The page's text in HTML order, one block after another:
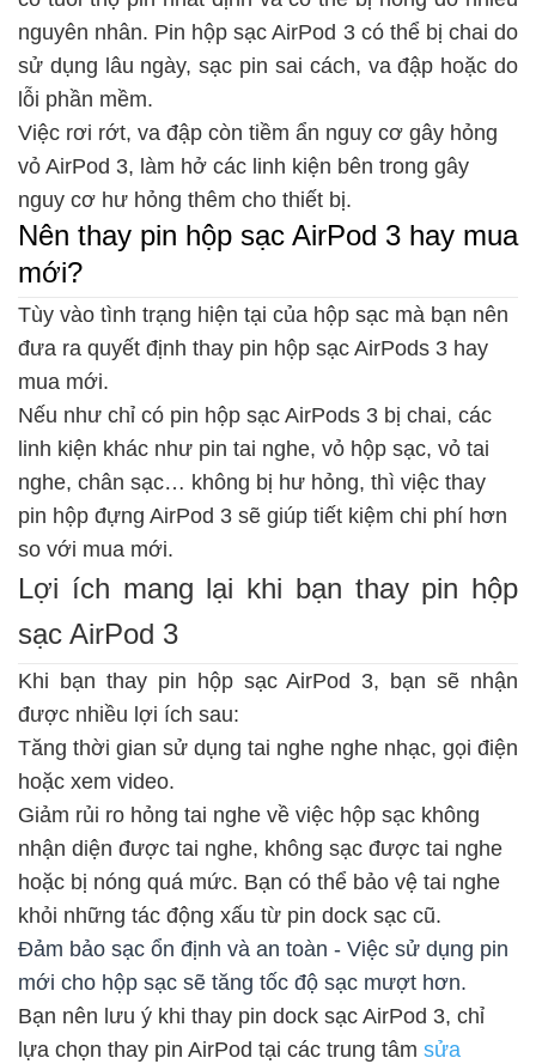
nguyên nhân. Pin hộp sạc AirPod 3 có thể bị chai do
sử dụng lâu ngày, sạc pin sai cách, va đập hoặc do
lỗi phần mềm.
Việc rơi rớt, va đập còn tiềm ẩn nguy cơ gây hỏng
vỏ AirPod 3, làm hở các linh kiện bên trong gây
nguy cơ hư hỏng thêm cho thiết bị.
Nên thay pin hộp sạc AirPod 3 hay mua
mới?
Tùy vào tình trạng hiện tại của hộp sạc mà bạn nên
đưa ra quyết định thay pin hộp sạc AirPods 3 hay
mua mới.
Nếu như chỉ có pin hộp sạc AirPods 3 bị chai, các
linh kiện khác như pin tai nghe, vỏ hộp sạc, vỏ tai
nghe, chân sạc… không bị hư hỏng, thì việc thay
pin hộp đựng AirPod 3 sẽ giúp tiết kiệm chi phí hơn
so với mua mới.
Lợi ích mang lại khi bạn thay pin hộp
sạc AirPod 3
Khi bạn thay pin hộp sạc AirPod 3, bạn sẽ nhận
được nhiều lợi ích sau:
Tăng thời gian sử dụng tai nghe nghe nhạc, gọi điện
hoặc xem video.
Giảm rủi ro hỏng tai nghe về việc hộp sạc không
nhận diện được tai nghe, không sạc được tai nghe
hoặc bị nóng quá mức. Bạn có thể bảo vệ tai nghe
khỏi những tác động xấu từ pin dock sạc cũ.
Đảm bảo sạc ổn định và an toàn - Việc sử dụng pin
mới cho hộp sạc sẽ tăng tốc độ sạc mượt hơn.
Bạn nên lưu ý khi thay pin dock sạc AirPod 3, chỉ
lựa chọn thay pin AirPod tại các trung tâm sửa